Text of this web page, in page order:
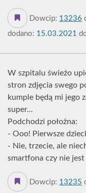
Dowcip: 13236
dodano: 15.03.2021
W szpitalu świeżo
stron zdjęcia swego
kumple będą mi jego
super...
Podchodzi położna:
- Ooo! Pierwsze
- Nie, trzecie, ale
smartfona czy nie jest
Dowcip: 13235